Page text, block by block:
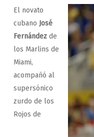
El novato
cubano José
Fernándezde
los Marlins de
Miami,
acompañó al
supersónico
zurdo de los
Rojos de